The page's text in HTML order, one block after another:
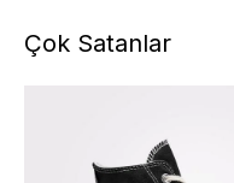
Çok Satanlar